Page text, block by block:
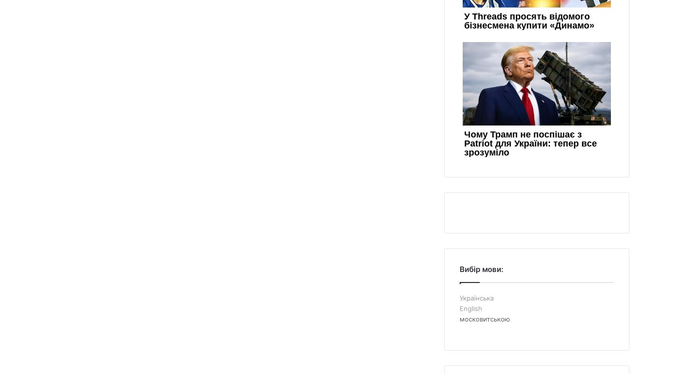
Вибір мови:
Українська
English
московитською